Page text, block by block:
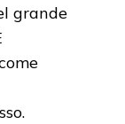
grande